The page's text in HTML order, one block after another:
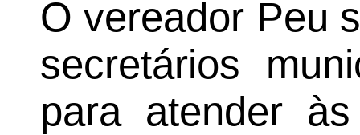
O vereador Peu
secretários
para atender